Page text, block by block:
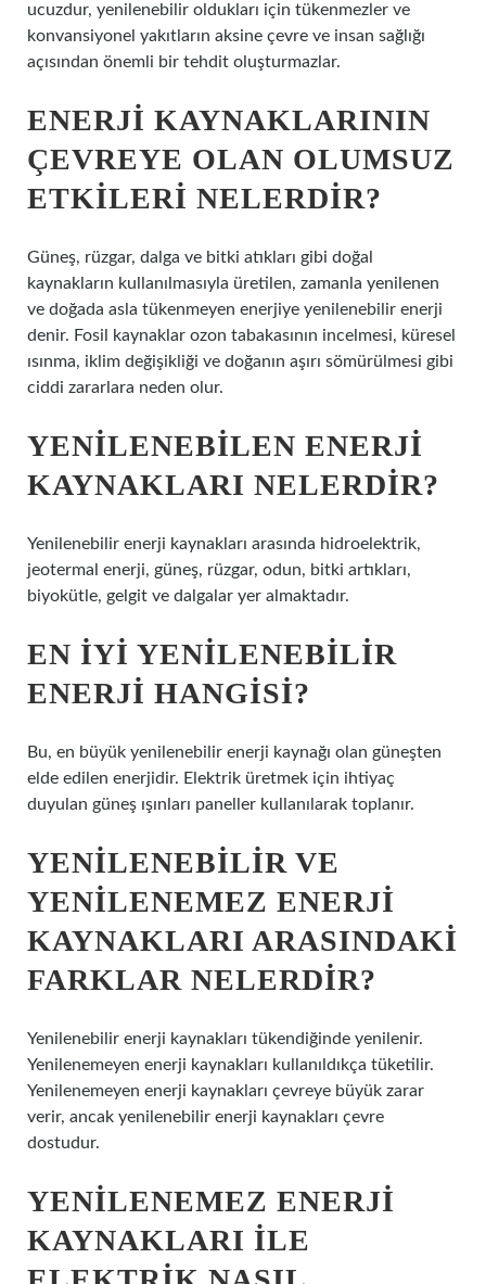
ucuzdur, yenilenebilir oldukları için tükenmezler ve
konvansiyonel yakıtların aksine çevre ve insan sağlığı
açısından önemli bir tehdit oluşturmazlar.
ENERJI KAYNAKLARININ
ÇEVREYE OLAN OLUMSUZ
ETKILERI NELERDIR?
Güneş, rüzgar, dalga ve bitki atıkları gibi doğal
kaynakların kullanılmasıyla üretilen, zamanla yenilenen
ve doğada asla tükenmeyen enerjiye yenilenebilir enerji
denir. Fosil kaynaklar ozon tabakasının incelmesi, küresel
ısınma, iklim değişikliği ve doğanın aşırı sömürülmesi gibi
ciddi zararlara neden olur.
YENILENEBILEN ENERJI
KAYNAKLARI NELERDIR?
Yenilenebilir enerji kaynakları arasında hidroelektrik,
jeotermal enerji, güneş, rüzgar, odun, bitki artıkları,
biyokütle, gelgit ve dalgalar yer almaktadır.
EN IYI YENILENEBILIR
ENERJI HANGISI?
Bu, en büyük yenilenebilir enerji kaynağı olan güneşten
elde edilen enerjidir. Elektrik üretmek için ihtiyaç
duyulan güneş ışınları paneller kullanılarak toplanır.
YENILENEBILIR VE
YENILENEMEZ ENERJI
KAYNAKLARI ARASINDAKI
FARKLAR NELERDIR?
Yenilenebilir enerji kaynakları tükendiğinde yenilenir.
Yenilenemeyen enerji kaynakları kullanıldıkça tüketilir.
Yenilenemeyen enerji kaynakları çevreye büyük zarar
verir, ancak yenilenebilir enerji kaynakları çevre
dostudur.
YENILENEMEZ ENERJI
KAYNAKLARI ILE